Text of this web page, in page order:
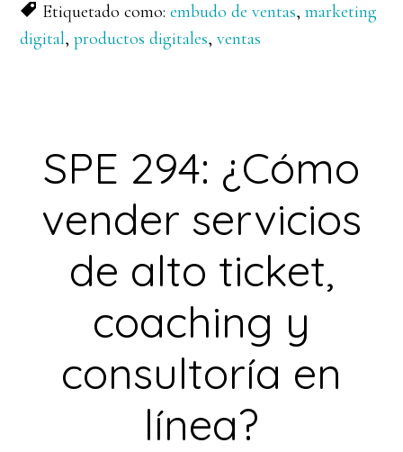
Etiquetado como:embudo de ventas,marketing
digital,productos digitales,ventas
SPE 294: ¿Cómo
vender servicios
de alto ticket,
coaching y
consultoría en
línea?